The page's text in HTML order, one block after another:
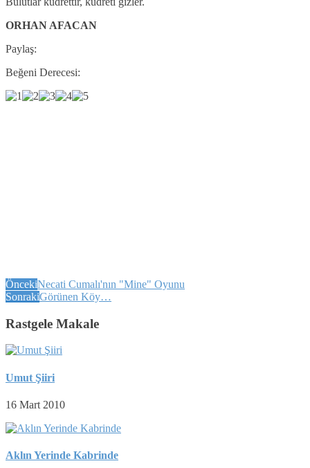
ORHAN AFACAN
Paylaş:
Beğeni Derecesi:
ÖncekiNecati Cumalı'nın "Mine" Oyunu
SonrakiGörünen Köy…
Rastgele Makale
Umut Şiiri
16 Mart 2010
Aklın Yerinde Kabrinde